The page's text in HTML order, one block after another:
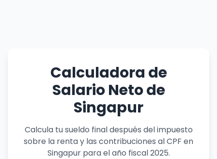
Calculadora de
Salario Neto de
Singapur
Calcula tu sueldo final después del impuesto
sobre la renta y las contribuciones al CPF en
Singapur para el año fiscal 2025.